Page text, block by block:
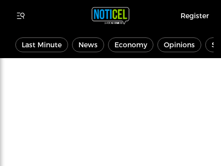
Register
Last Minute News Economy Opinions